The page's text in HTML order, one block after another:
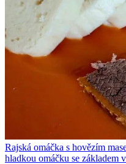
Rajská omáčka s hovězím
hladkou omáčku se základem